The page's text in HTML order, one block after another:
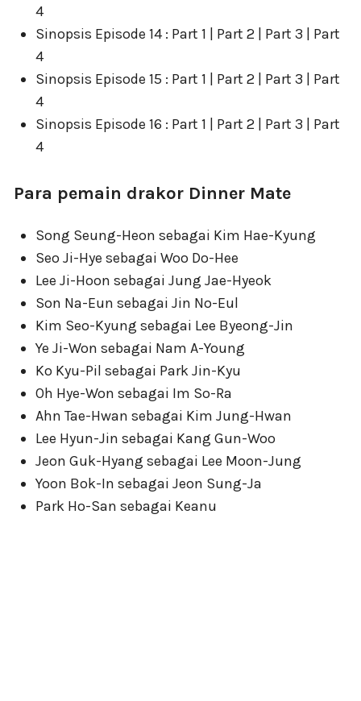
4
Sinopsis Episode 14 : Part 1 | Part 2 | Part 3 | Part
4
Sinopsis Episode 15 : Part 1 | Part 2 | Part 3 | Part
4
Sinopsis Episode 16 : Part 1 | Part 2 | Part 3 | Part
4
Para pemain drakor Dinner Mate
Song Seung-Heon sebagai Kim Hae-Kyung
Seo Ji-Hye sebagai Woo Do-Hee
Lee Ji-Hoon sebagai Jung Jae-Hyeok
Son Na-Eun sebagai Jin No-Eul
Kim Seo-Kyung sebagai Lee Byeong-Jin
Ye Ji-Won sebagai Nam A-Young
Ko Kyu-Pil sebagai Park Jin-Kyu
Oh Hye-Won sebagai Im So-Ra
Ahn Tae-Hwan sebagai Kim Jung-Hwan
Lee Hyun-Jin sebagai Kang Gun-Woo
Jeon Guk-Hyang sebagai Lee Moon-Jung
Yoon Bok-In sebagai Jeon Sung-Ja
Park Ho-San sebagai Keanu